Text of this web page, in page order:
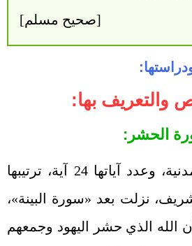
[صحيح مسلم]
مدنية، وعدد آياتها 24 آية، ترتيبها
نزلت بعد «سورة البينة»،
الله الذي حشر اليهود وجمعهم